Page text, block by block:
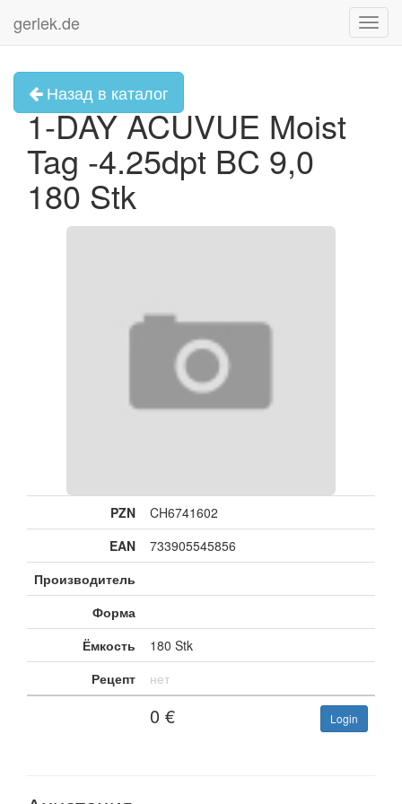
gerlek.de
Назад в каталог
1-DAY ACUVUE Moist
Tag -4.25dpt BC 9,0
180 Stk
PZN
CH6741602
EAN
733905545856
Производитель
Форма
Ёмкость
180 Stk
Рецепт
нет
0 € Login